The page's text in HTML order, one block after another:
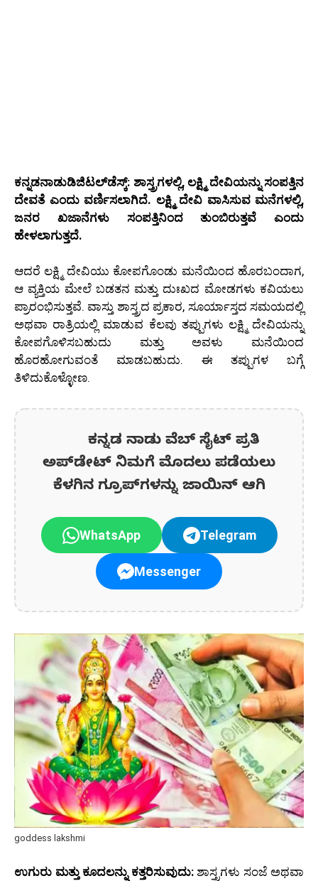
ಕನ್ನಡನಾಡುಡಿಜಿಟಲ್‌ಡೆಸ್ಕ್‌: ಶಾಸ್ತ್ರಗಳಲ್ಲಿ, ಲಕ್ಷ್ಮಿ ದೇವಿಯನ್ನು ಸಂಪತ್ತಿನ
ದೇವತೆ ಎಂದು ವರ್ಣಿಸಲಾಗಿದೆ. ಲಕ್ಷ್ಮಿ ದೇವಿ ವಾಸಿಸುವ ಮನೆಗಳಲ್ಲಿ,
ಜನರ ಖಜಾನೆಗಳು ಸಂಪತ್ತಿನಿಂದ ತುಂಬಿರುತ್ತವೆ ಎಂದು
ಹೇಳಲಾಗುತ್ತದೆ.
ಆದರೆ ಲಕ್ಷ್ಮಿ ದೇವಿಯು ಕೋಪಗೊಂಡು ಮನೆಯಿಂದ ಹೊರಬಂದಾಗ,
ಆ ವ್ಯಕ್ತಿಯ ಮೇಲೆ ಬಡತನ ಮತ್ತು ದುಃಖದ ಮೋಡಗಳು ಕವಿಯಲು
ಪ್ರಾರಂಭಿಸುತ್ತವೆ. ವಾಸ್ತು ಶಾಸ್ತ್ರದ ಪ್ರಕಾರ, ಸೂರ್ಯಾಸ್ತದ ಸಮಯದಲ್ಲಿ
ಅಥವಾ ರಾತ್ರಿಯಲ್ಲಿ ಮಾಡುವ ಕೆಲವು ತಪ್ಪುಗಳು ಲಕ್ಷ್ಮಿ ದೇವಿಯನ್ನು
ಕೋಪಗೊಳಿಸಬಹುದು ಮತ್ತು ಅವಳು ಮನೆಯಿಂದ
ಹೊರಹೋಗುವಂತೆ ಮಾಡಬಹುದು. ಈ ತಪ್ಪುಗಳ ಬಗ್ಗೆ
ತಿಳಿದುಕೊಳ್ಳೋಣ.
ಕನ್ನಡ ನಾಡು ವೆಬ್ ಸೈಟ್ ಪ್ರತಿ
ಅಪ್‌ಡೇಟ್‌ ನಿಮಗೆ ಮೊದಲು ಪಡೆಯಲು
ಕೆಳಗಿನ ಗ್ರೂಪ್‌ಗಳನ್ನು ಜಾಯಿನ್ ಆಗಿ
WhatsApp Telegram
Messenger
goddess lakshmi
ಉಗುರು ಮತ್ತು ಕೂದಲನ್ನು ಕತ್ತರಿಸುವುದು:ಶಾಸ್ತ್ರಗಳು ಸಂಜೆ ಅಥವಾ